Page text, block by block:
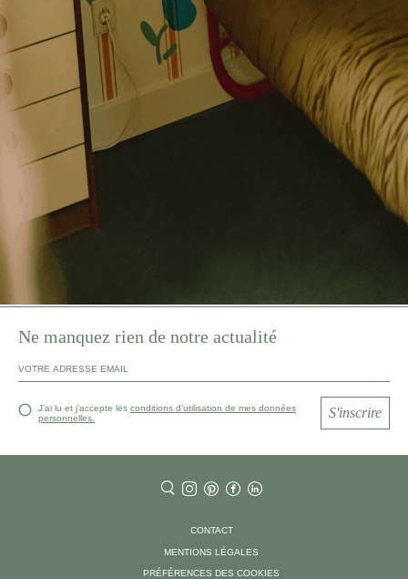
Ne manquez rien de notre actualité
J’ai lu et j’accepte les conditions d’utilisation de mes données
personnelles.
S'inscrire
CONTACT
MENTIONS LÉGALES
PRÉFÉRENCES DES COOKIES